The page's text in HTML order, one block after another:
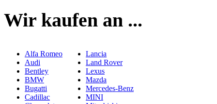
Wir kaufen an ...
Alfa Romeo
Audi
Bentley
BMW
Bugatti
Cadillac
Lancia
Land Rover
Lexus
Mazda
Mercedes-Benz
MINI